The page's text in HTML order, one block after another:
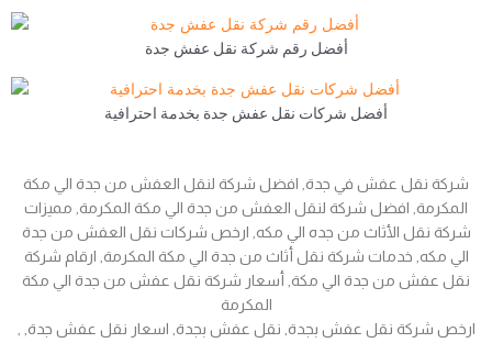
أفضل رقم شركة نقل عفش جدة
أفضل شركات نقل عفش جدة بخدمة احترافية
شركة نقل عفش في جدة, افضل شركة لنقل العفش من جدة الي مكة
المكرمة, افضل شركة لنقل العفش من جدة الي مكة المكرمة, مميزات
شركة نقل الأثاث من جده الي مكه, ارخص شركات نقل العفش من جدة
الي مكه, خدمات شركة نقل أثاث من جدة الي مكة المكرمة, ارقام شركة
نقل عفش من جدة الي مكة, أسعار شركة نقل عفش من جدة الي مكة
المكرمة